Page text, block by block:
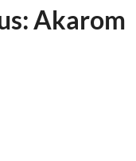
Akarom